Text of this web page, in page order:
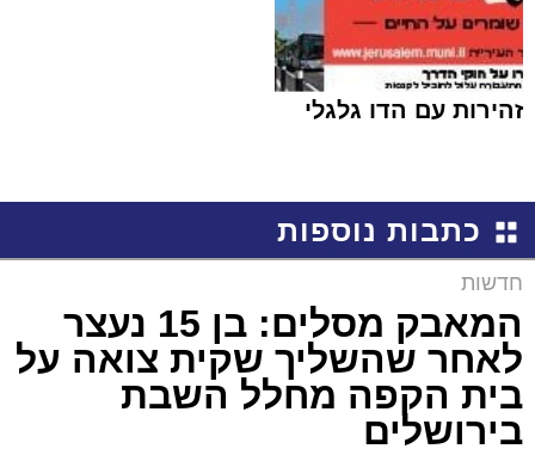
זהירות עם הדו גלגלי
כתבות נוספות
חדשות
המאבק מסלים: בן 15 נעצר
לאחר שהשליך שקית צואה על
בית הקפה מחלל השבת
בירושלים